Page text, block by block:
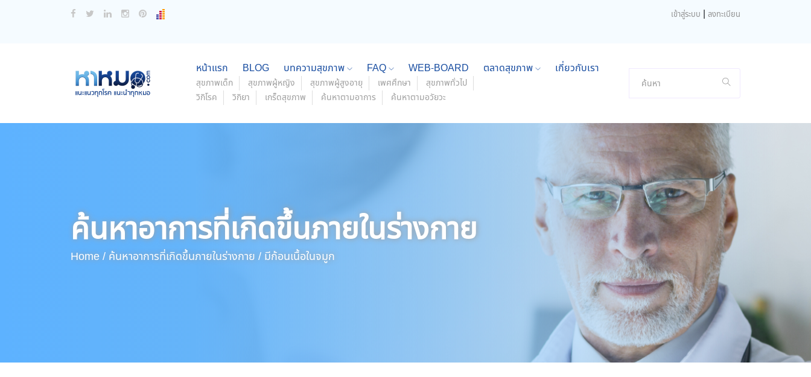
เข้าสู่ระบบ | ลงทะเบียน
หน้าแรก BLOG บทความสุขภาพ FAQ WEB-BOARD ตลาดสุขภาพ เกี่ยวกับเรา
สุขภาพเด็ก สุขภาพผู้หญิง สุขภาพผู้สูงอายุ เพศศึกษา
สุขภาพทั่วไป
วิกิโรค
วิกิยา เกร็ดสุขภาพ ค้นหาตามอาการ ค้นหาตามอวัยวะ
ค้นหาอาการที่เกิดขึ้นภายในร่างกาย
Home / ค้นหาอาการที่เกิดขึ้นภายในร่างกาย / มีก้อนเนื้อในจมูก